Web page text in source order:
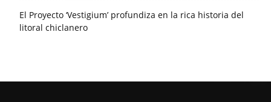
El Proyecto ‘Vestigium’ profundiza en la rica historia del
litoral chiclanero